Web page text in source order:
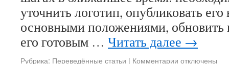
уточнить логотип, опубликовать его
основными положениями, обновить
его готовым … Читать далее →
Рубрика: Переведённые статьи | Комментарии отключены